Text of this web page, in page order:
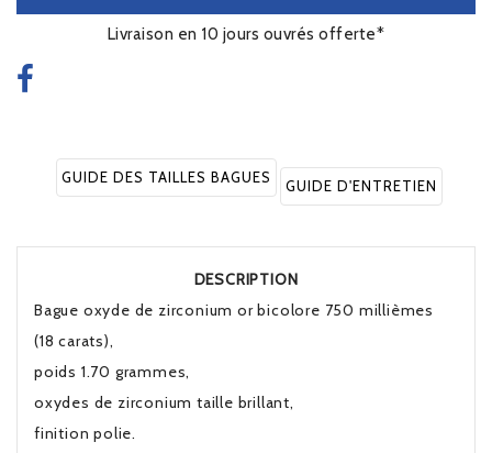
Livraison en 10 jours ouvrés offerte*
GUIDE DES TAILLES BAGUES GUIDE D'ENTRETIEN
DESCRIPTION
Bague oxyde de zirconium or bicolore 750 millièmes
(18 carats),
poids 1.70 grammes,
oxydes de zirconium taille brillant,
finition polie.